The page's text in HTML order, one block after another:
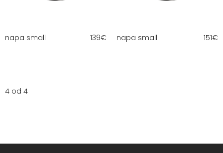
napa small 139€ napa small 151€
4 od 4